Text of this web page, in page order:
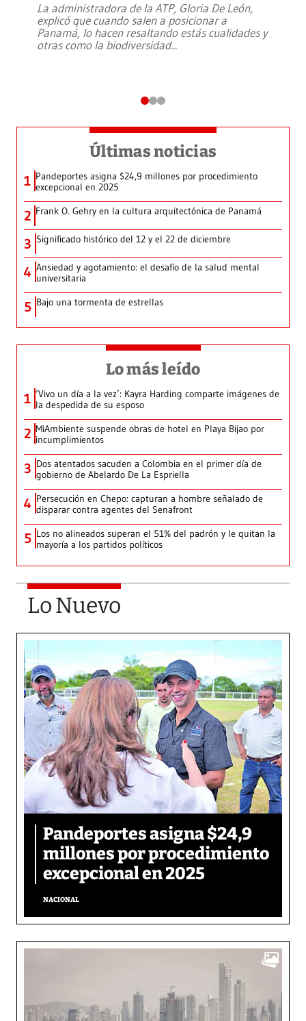
La administradora de la ATP, Gloria De León,
explicó que cuando salen a posicionar a
Panamá, lo hacen resaltando estás cualidades y
otras como la biodiversidad...
Últimas noticias
1 Pandeportes asigna $24,9 millones por procedimiento
excepcional en 2025
2 Frank O. Gehry en la cultura arquitectónica de Panamá
3 Significado histórico del 12 y el 22 de diciembre
4 Ansiedad y agotamiento: el desafío de la salud mental
universitaria
5 Bajo una tormenta de estrellas
Lo más leído
1 ‘Vivo un día a la vez’: Kayra Harding comparte imágenes de
la despedida de su esposo
2 MiAmbiente suspende obras de hotel en Playa Bijao por
incumplimientos
3 Dos atentados sacuden a Colombia en el primer día de
gobierno de Abelardo De La Espriella
4 Persecución en Chepo: capturan a hombre señalado de
disparar contra agentes del Senafront
5 Los no alineados superan el 51% del padrón y le quitan la
mayoría a los partidos políticos
Lo Nuevo
Pandeportes asigna $24,9
millones por procedimiento
excepcional en 2025
NACIONAL